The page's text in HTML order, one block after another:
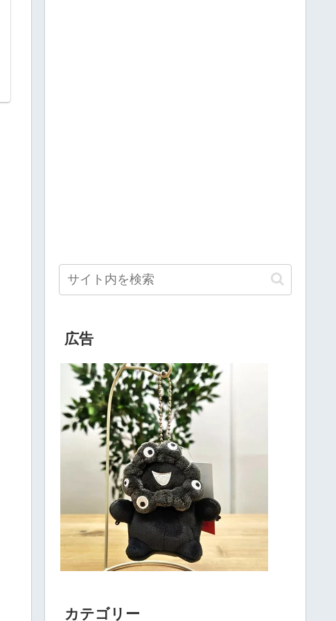
広告
カテゴリー